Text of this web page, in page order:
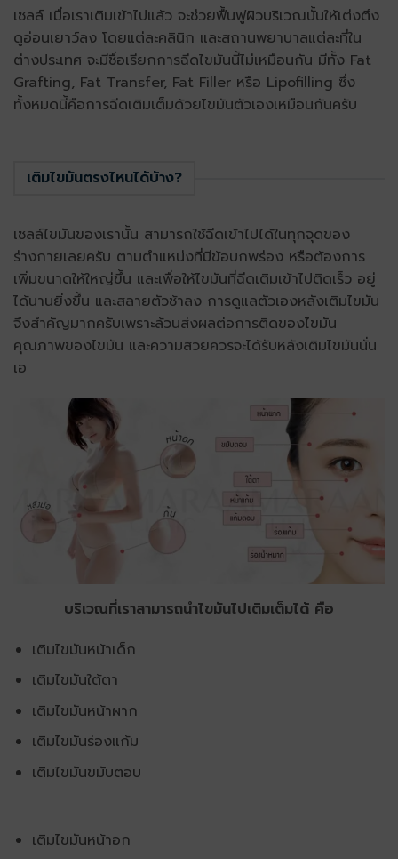
เซลล์ เมื่อเราเติมเข้าไปแล้ว จะช่วยฟื้นฟูผิวบริเวณนั้นให้เต่งตึง
ดูอ่อนเยาว์ลง โดยแต่ละคลินิก และสถานพยาบาลแต่ละที่ใน
ต่างประเทศ จะมีชื่อเรียกการฉีดไขมันนี้ไม่เหมือนกัน มีทั้ง Fat
Grafting, Fat Transfer, Fat Filler หรือ Lipofilling ซึ่ง
ทั้งหมดนี้คือการฉีดเติมเต็มด้วยไขมันตัวเองเหมือนกันครับ
เติมไขมันตรงไหนได้บ้าง?
เซลล์ไขมันของเรานั้น สามารถใช้ฉีดเข้าไปได้ในทุกจุดของ
ร่างกายเลยครับ ตามตำแหน่งที่มีข้อบกพร่อง หรือต้องการ
เพิ่มขนาดให้ใหญ่ขึ้น และเพื่อให้ไขมันที่ฉีดเติมเข้าไปติดเร็ว อยู่
ได้นานยิ่งขึ้น และสลายตัวช้าลง การดูแลตัวเองหลังเติมไขมัน
จึงสำคัญมากครับเพราะล้วนส่งผลต่อการติดของไขมัน
คุณภาพของไขมัน และความสวยควรจะได้รับหลังเติมไขมันนั่น
เอ
บริเวณที่เราสามารถนำไขมันไปเติมเต็มได้ คือ
เติมไขมันหน้าเด็ก
เติมไขมันใต้ตา
เติมไขมันหน้าผาก
เติมไขมันร่องแก้ม
เติมไขมันขมับตอบ
เติมไขมันหน้าอก